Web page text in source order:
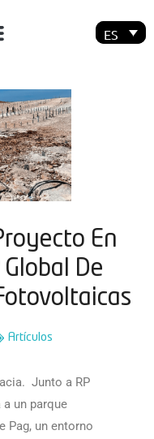
ES
En
De
Artí­culos
Junto a RP
un parque
Pag, un entorno